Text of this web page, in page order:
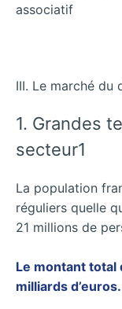
associatif
III. Le marché du
1. Grandes
secteur1
La population
réguliers quelle
21 millions de
Le montant total
milliards d’euros.